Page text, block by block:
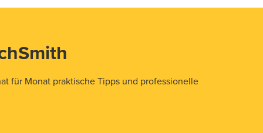
für Monat praktische Tipps und professionelle